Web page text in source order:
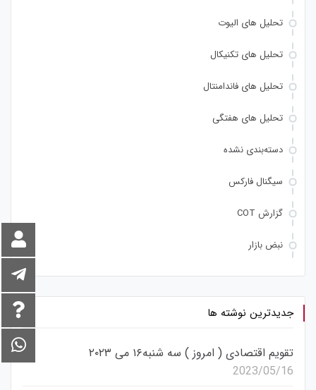
تحلیل های الیوت
تحلیل های تکنیکال
تحلیل های فاندامنتال
تحلیل های هفتگی
دسته‌بندی نشده
سیگنال فارکس
گزارش COT
نبض بازار
جدیدترین نوشته ها
تقویم اقتصادی ( امروز ) سه شنبه۱۶ می ۲۰۲۳
2023/05/16